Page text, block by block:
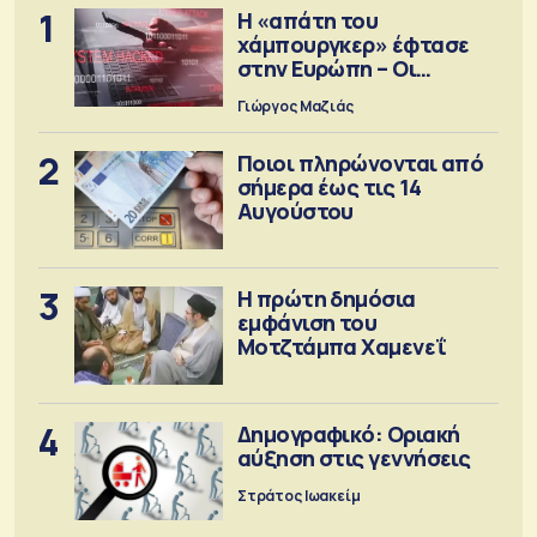
1
Η «απάτη του
χάμπουργκερ» έφτασε
στην Ευρώπη – Οι
προειδοποιήσεις
Γιώργος Μαζιάς
2
Ποιοι πληρώνονται από
σήμερα έως τις 14
Αυγούστου
3
Η πρώτη δημόσια
εμφάνιση του
Μοτζτάμπα Χαμενεΐ
4
Δημογραφικό: Οριακή
αύξηση στις γεννήσεις
Στράτος Ιωακείμ